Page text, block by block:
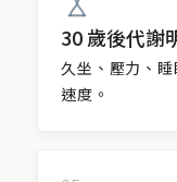
30 歲後代謝
久坐、壓力、
速度。